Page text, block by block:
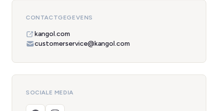
CONTACTGEGEVENS
kangol.com
customerservice@kangol.com
SOCIALE MEDIA